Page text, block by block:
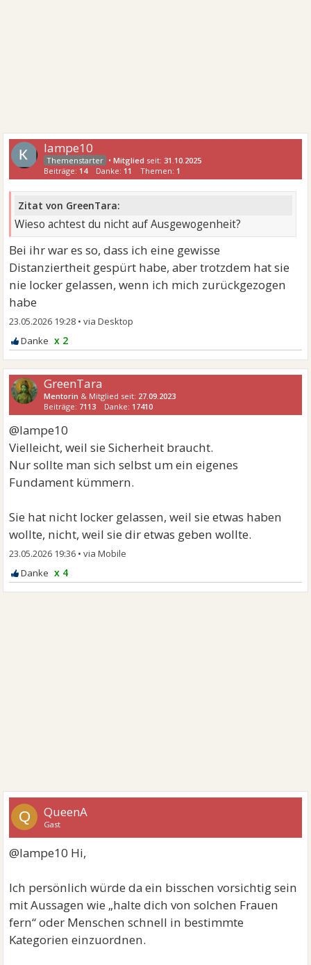
lampe10
•Mitglied seit:31.10.2025
Beiträge: 14 Danke: 11 Themen: 1
Zitat von GreenTara:
Wieso achtest du nicht auf Ausgewogenheit?
Bei ihr war es so, dass ich eine gewisse
Distanziertheit gespürt habe, aber trotzdem hat sie
nie locker gelassen, wenn ich mich zurückgezogen
habe
23.05.2026 19:28 •
x 2
GreenTara
Mentorin & Mitglied seit: 27.09.2023
Beiträge: 7113 Danke: 17410
@lampe10
Vielleicht, weil sie Sicherheit braucht.
Nur sollte man sich selbst um ein eigenes
Fundament kümmern.
Sie hat nicht locker gelassen, weil sie etwas haben
wollte, nicht, weil sie dir etwas geben wollte.
23.05.2026 19:36 •
x 4
Q QueenA
Gast
@lampe10 Hi,
Ich persönlich würde da ein bisschen vorsichtig sein
mit Aussagen wie „halte dich von solchen Frauen
fern“ oder Menschen schnell in bestimmte
Kategorien einzuordnen.